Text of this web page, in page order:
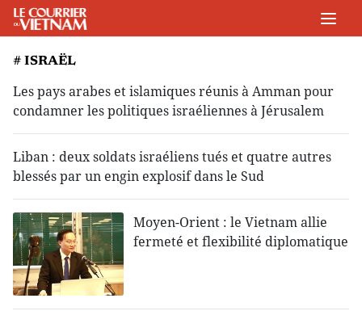
# ISRAËL
Les pays arabes et islamiques réunis à Amman pour
condamner les politiques israéliennes à Jérusalem
Liban : deux soldats israéliens tués et quatre autres
blessés par un engin explosif dans le Sud
Moyen-Orient : le Vietnam allie
fermeté et flexibilité diplomatique